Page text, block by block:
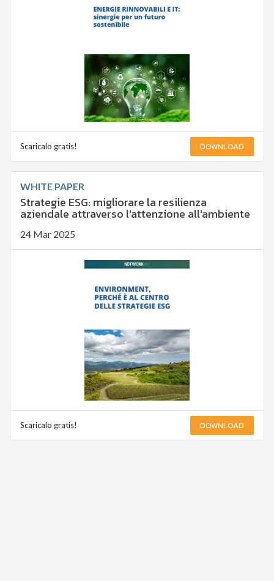
Scaricalo gratis! DOWNLOAD
WHITE PAPER
Strategie ESG: migliorare la resilienza
aziendale attraverso l'attenzione all'ambiente
24 Mar 2025
Scaricalo gratis! DOWNLOAD